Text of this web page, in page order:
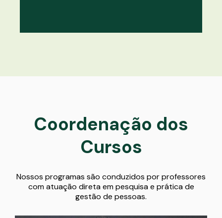
Coordenação dos
Cursos
Nossos programas são conduzidos por professores
com atuação direta em pesquisa e prática de
gestão de pessoas.